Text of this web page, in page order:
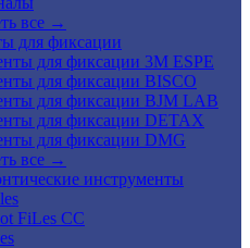
все →
для фиксации
для фиксации 3M ESPE
для фиксации BISCO
для фиксации BJM LAB
для фиксации DETAX
для фиксации DMG
все →
инструменты
FiLes CC